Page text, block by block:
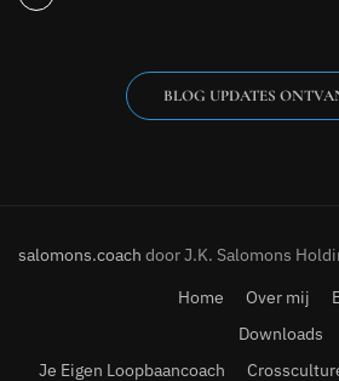
BLOG UPDATES
salomons.coach door J.K. Salomons
Home
Over mij
Downloads
Je Eigen Loopbaancoach